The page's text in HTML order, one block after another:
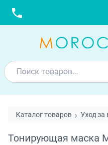
Каталог товаров Уход за
Тонирующая маска